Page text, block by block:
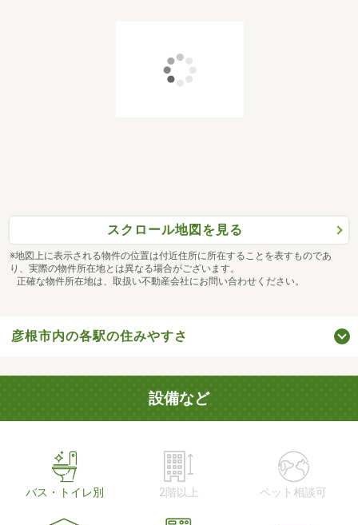
スクロール地図を見る
※地図上に表示される物件の位置は付近住所に所在することを表すものであ
り、実際の物件所在地とは異なる場合がございます。
正確な物件所在地は、取扱い不動産会社にお問い合わせください。
彦根市内の各駅の住みやすさ
設備など
バス・トイレ別 2階以上 ペット相談可